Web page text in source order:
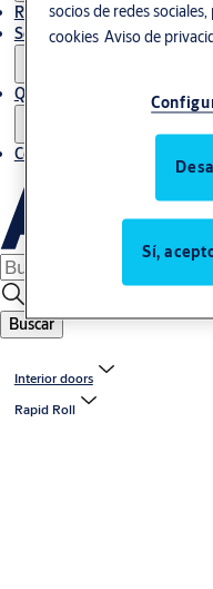
Referencias
Servicio de mantenimiento
Quiénes somos
Contacto
Buscar
Interior doors
Rapid Roll
socios de redes
cookies Aviso de
Sí,